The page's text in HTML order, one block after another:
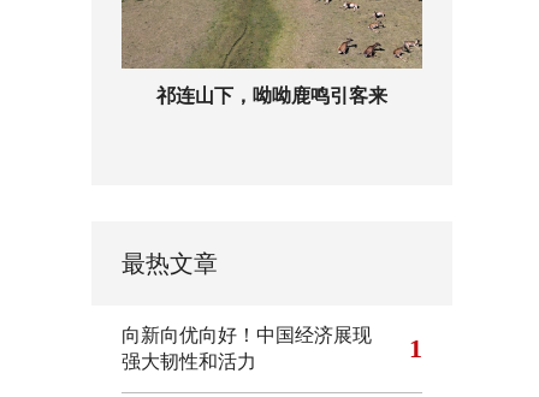
祁连山下，呦呦鹿鸣引客来
最热文章
向新向优向好！中国经济展现
强大韧性和活力
1